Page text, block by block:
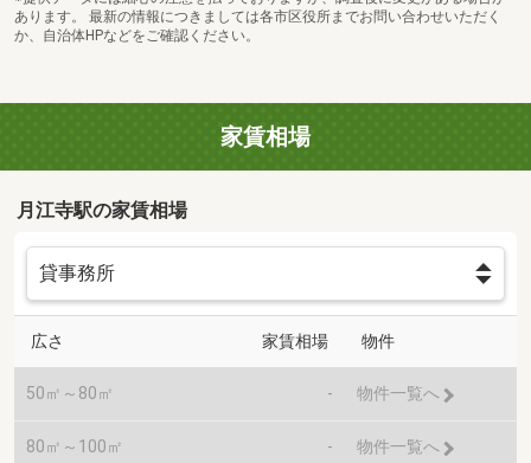
あります。 最新の情報につきましては各市区役所までお問い合わせいただく
か、自治体HPなどをご確認ください。
家賃相場
月江寺駅の家賃相場
広さ 家賃相場 物件
50㎡～80㎡ - 物件一覧へ
80㎡～100㎡ - 物件一覧へ